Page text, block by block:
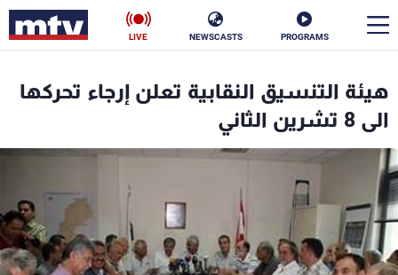
PROGRAMS
NEWSCASTS
LIVE
هيئة التنسيق النقابية تعلن إرجاء تحركها
الى 8 تشرين الثاني
الأخبار
سياسة ناس
إقتصاد فن
منوعات رياضة